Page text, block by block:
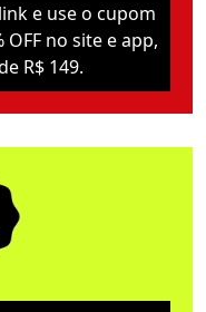
e use o cupom
no site e app,
R$ 149.